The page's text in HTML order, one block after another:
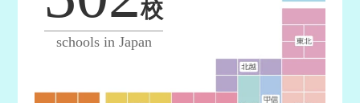
校
schools in Japan